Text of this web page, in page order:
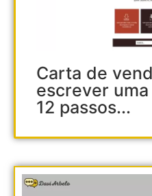
Carta de
escrever
12 passos...